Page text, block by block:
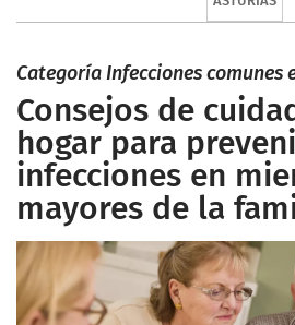
Categoría Infecciones comunes
Consejos de
hogar para
infecciones en
mayores de la